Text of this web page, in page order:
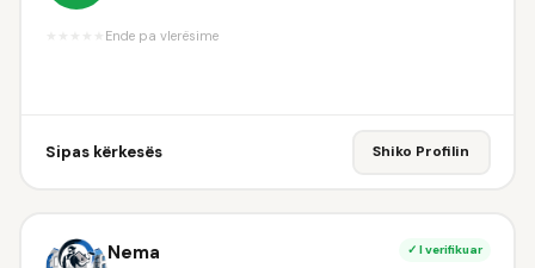
Ende pa vlerësime
Sipas kërkesës Shiko Profilin
Nema ✓ I verifikuar